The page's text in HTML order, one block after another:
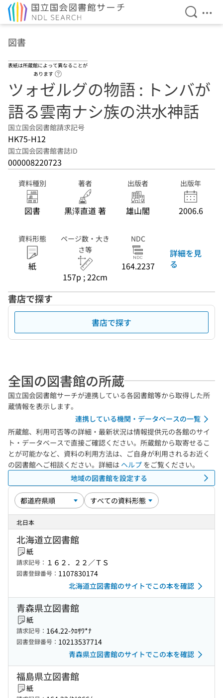
検索を
メ
図書
表紙は所蔵館によって異なることが
あります
ツォゼルグの物語 : トンバが
語る雲南ナシ族の洪水神話
国立国会図書館請求記号
HK75-H12
国立国会図書館書誌ID
000008220723
資料種別
図書
著者
黒澤直道 著
出版者
雄山閣
出版年
2006.6
資料形態
紙
ページ数・大き
さ等
157p ; 22cm
NDC
164.2237
詳細を見
る
書店で探す
書店で探す
全国の図書館の所蔵
国立国会図書館サーチが連携している各図書館等から取得した所
蔵情報を表示します。
連携している機関・データベースの一覧
所蔵館、利用可否等の詳細・最新状況は情報提供元の各館のサイ
ト・データベースで直接ご確認ください。所蔵館から取寄せるこ
とが可能かなど、資料の利用方法は、ご自身が利用されるお近く
の図書館へご相談ください。詳細は ヘルプ をご覧ください。
地域の図書館を設定する
北日本
北海道立図書館
紙
請求記号： １６２．２２／ＴＳ
図書登録番号： 1107830174
北海道立図書館のサイトでこの本を確認
青森県立図書館
紙
請求記号： 164.22-ｸﾛｻﾜ*ﾅ
図書登録番号： 10213537714
青森県立図書館のサイトでこの本を確認
福島県立図書館
紙